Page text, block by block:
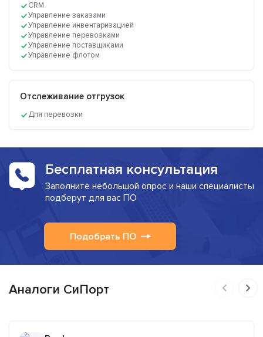
CRM
Управление заказами
Управление инвентаризацией
Управление перевозками
Управление поставщиками
Управление флотом
Отслеживание отгрузок
Для перевозки
Бесплатная консультация
Заполните небольшой опрос и наши специалисты
подберут для вас ПО
Подобрать ПО
Аналоги СиПорт